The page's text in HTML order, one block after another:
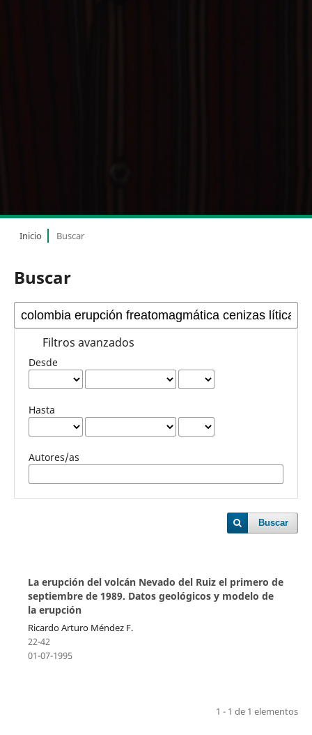
Inicio Buscar
Buscar
Filtros avanzados
Desde
Hasta
Autores/as
Buscar
La erupción del volcán Nevado del Ruiz el primero de
septiembre de 1989. Datos geológicos y modelo de
la erupción
Ricardo Arturo Méndez F.
22-42
01-07-1995
1 - 1 de 1 elementos